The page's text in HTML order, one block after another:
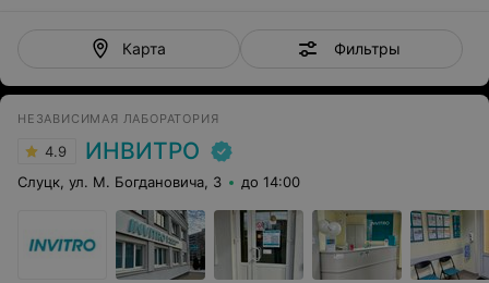
Карта Фильтры
НЕЗАВИСИМАЯ ЛАБОРАТОРИЯ
4.9 ИНВИТРО
Слуцк, ул. М. Богдановича, 3 до 14:00